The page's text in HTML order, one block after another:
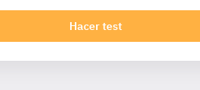
Hacer test